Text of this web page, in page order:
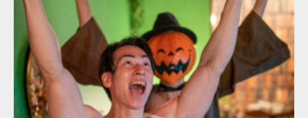
(縦型写真)
Update: 2023.02.11
Category: ハロウィンのマッチョ その他 AKIHITO(細マッチョ)
SOSUKE 大胸筋 姫路 (兵庫)
ダウンロード